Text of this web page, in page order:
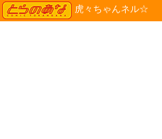
TORANOANA
虎々ちゃんネル☆